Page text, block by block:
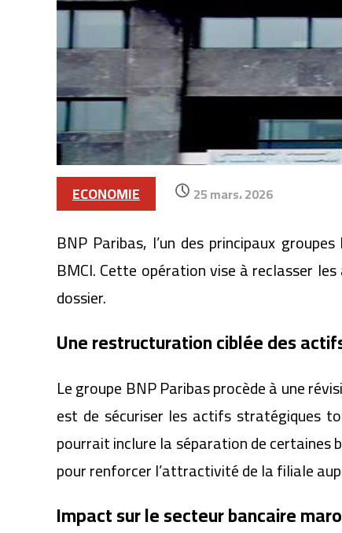
ECONOMIE 25 mars، 2026
BNP Paribas, l’un des principaux
BMCI. Cette opération vise à reclasser
dossier.
Une restructuration ciblée des
Le groupe BNP Paribas procède à une
est de sécuriser les actifs stratégiques
pourrait inclure la séparation de certaines
pour renforcer l’attractivité de la filiale
Impact sur le secteur bancaire